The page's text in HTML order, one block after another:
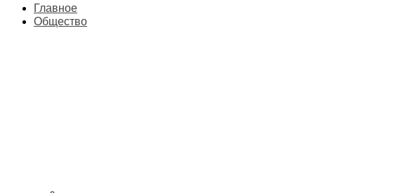
Главное
Общество